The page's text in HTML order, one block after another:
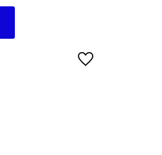
Lägg till i